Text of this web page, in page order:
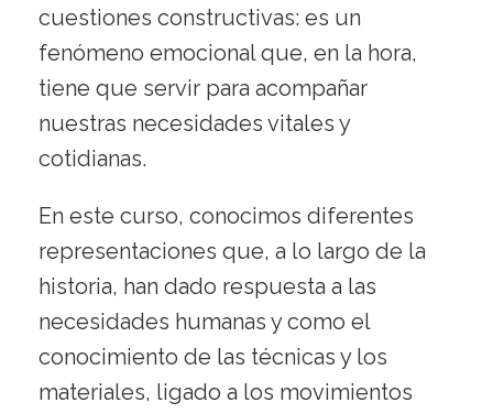
cuestiones constructivas: es un
fenómeno emocional que, en la hora,
tiene que servir para acompañar
nuestras necesidades vitales y
cotidianas.
En este curso, conocimos diferentes
representaciones que, a lo largo de la
historia, han dado respuesta a las
necesidades humanas y como el
conocimiento de las técnicas y los
materiales, ligado a los movimientos